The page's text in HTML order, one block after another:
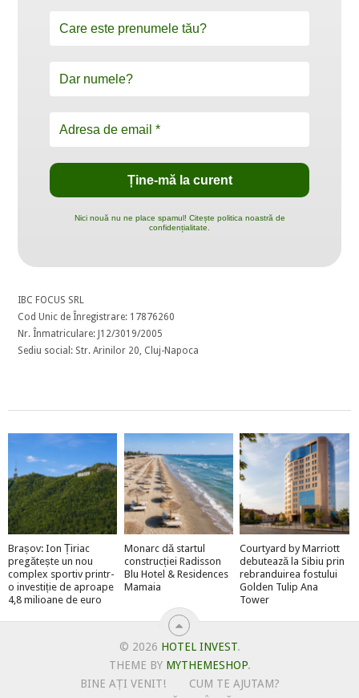
Nici nouă nu ne place spamul! Citește politica noastră de
confidențialitate.
IBC FOCUS SRL
Cod Unic de Înregistrare: 17876260
Nr. Înmatriculare: J12/3019/2005
Sediu social: Str. Arinilor 20, Cluj-Napoca
Brașov: Ion Țiriac
pregătește un nou
complex sportiv printr-
o investiție de aproape
4,8 milioane de euro
Monarc dă startul
construcției Radisson
Blu Hotel & Residences
Mamaia
Courtyard by Marriott
debutează la Sibiu prin
rebranduirea fostului
Golden Tulip Ana
Tower
© 2026 HOTEL INVEST.
THEME BY MYTHEMESHOP.
BINE AȚI VENIT!
CUM TE AJUTAM?